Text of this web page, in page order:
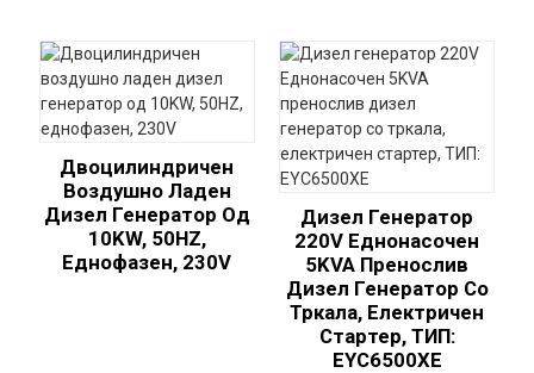
Двоцилиндричен
Воздушно Ладен
Дизел Генератор Од
10KW, 50HZ,
Еднофазен, 230V
Дизел Генератор
220V Еднонасочен
5KVA Пренослив
Дизел Генератор Со
Тркала, Електричен
Стартер, ТИП:
EYC6500XE